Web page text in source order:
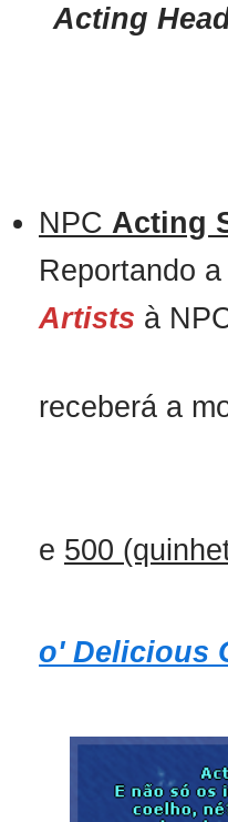
Acting
NPC Acting
Reportando
Artists à
receberá a
e 500
o' Delicious